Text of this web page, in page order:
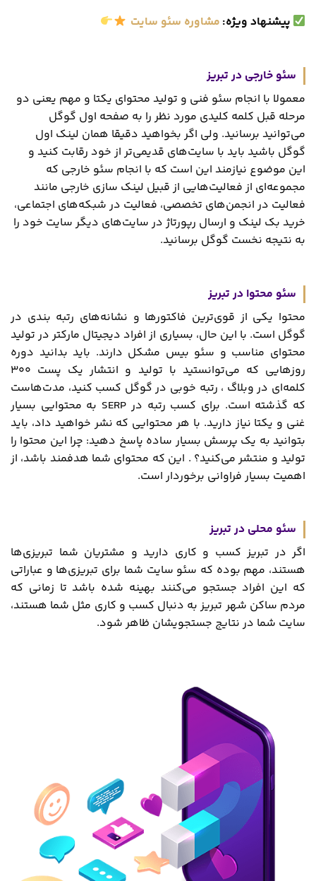
پیشنهاد ویژه: مشاوره سئو سایت
سئو خارجی در تبریز
معمولا با انجام سئو فنی و تولید محتوای یکتا و مهم یعنی دو
مرحله قبل کلمه کلیدی مورد نظر را به صفحه اول گوگل
می‌توانید برسانید. ولی اگر بخواهید دقیقا همان لینک اول
گوگل باشید باید با سایت‌های قدیمی‌تر از خود رقابت کنید و
این موضوع نیازمند این است که با انجام سئو خارجی که
مجموعه‌ای از فعالیت‌هایی از قبیل لینک سازی خارجی مانند
فعالیت در انجمن‌های تخصصی، فعالیت در شبکه‌های اجتماعی،
خرید بک لینک و ارسال رپورتاژ در سایت‌های دیگر سایت خود را
به نتیجه نخست گوگل برسانید.
سئو محتوا در تبریز
محتوا یکی از قوی‌ترین فاکتورها و نشانه‌های رتبه بندی در
گوگل است. با این‌ حال، بسیاری از افراد دیجیتال مارکتر در تولید
محتوای مناسب و سئو بیس مشکل دارند. باید بدانید دوره
روزهایی که می‌توانستید با تولید و انتشار یک پست ۳۰۰
کلمه‌ای در وبلاگ ، رتبه خوبی در گوگل کسب کنید، مدت‌هاست
که گذشته است. برای کسب رتبه در SERP به محتوایی بسیار
غنی و یکتا نیاز دارید. با هر محتوایی که نشر خواهید داد، باید
بتوانید به یک پرسش بسیار ساده پاسخ دهید: چرا این محتوا را
تولید و منتشر می‌کنید؟ . این که محتوای شما هدفمند باشد، از
اهمیت بسیار فراوانی برخوردار است.
سئو محلی در تبریز
اگر در تبریز کسب و کاری دارید و مشتریان شما تبریزی‌ها
هستند، مهم بوده که سئو سایت شما برای تبریزی‌ها و عباراتی
که این افراد جستجو می‌کنند بهینه شده باشد تا زمانی که
مردم ساکن شهر تبریز به دنبال کسب و کاری مثل شما هستند،
سایت شما در نتایج جستجویشان ظاهر شود.